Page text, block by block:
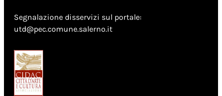
Segnalazione disservizi sul portale:
utd@pec.comune.salerno.it